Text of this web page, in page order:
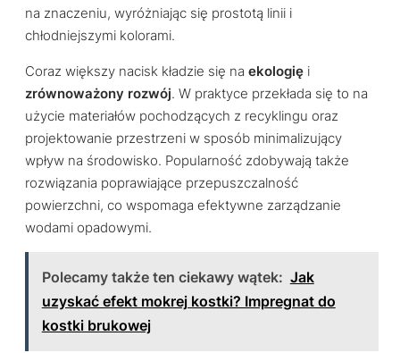
na znaczeniu, wyróżniając się prostotą linii i
chłodniejszymi kolorami.
Coraz większy nacisk kładzie się na ekologię i
zrównoważony rozwój. W praktyce przekłada się to na
użycie materiałów pochodzących z recyklingu oraz
projektowanie przestrzeni w sposób minimalizujący
wpływ na środowisko. Popularność zdobywają także
rozwiązania poprawiające przepuszczalność
powierzchni, co wspomaga efektywne zarządzanie
wodami opadowymi.
Polecamy także ten ciekawy wątek: Jak
uzyskać efekt mokrej kostki? Impregnat do
kostki brukowej